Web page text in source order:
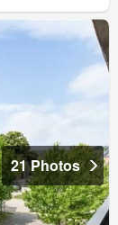
21 Photos